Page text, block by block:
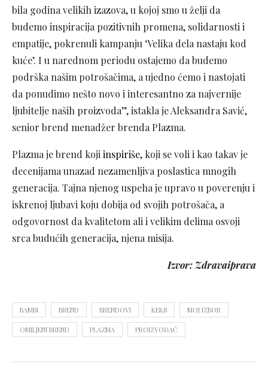
bila godina velikih izazova, u kojoj smo u želji da
budemo inspiracija pozitivnih promena, solidarnosti i
empatije, pokrenuli kampanju ‘Velika dela nastaju kod
kuće’. I u narednom periodu ostajemo da budemo
podrška našim potrošačima, a ujedno ćemo i nastojati
da ponudimo nešto novo i interesantno za najvernije
ljubitelje naših proizvoda”, istakla je Aleksandra Savić,
senior brend menadžer brenda Plazma.
Plazma je brend koji inspiriše, koji se voli i kao takav je
decenijama unazad nezamenljiva poslastica mnogih
generacija. Tajna njenog uspeha je upravo u poverenju i
iskrenoj ljubavi koju dobija od svojih potrošača, a
odgovornost da kvalitetom ali i velikim delima osvoji
srca budućih generacija, njena misija.
Izvor: Zdravaiprava
BAMBI BREND BRENDOVI KEKS MOJ IZBOR
OMILJENI BREND PLAZMA PROIZVOĐAČ